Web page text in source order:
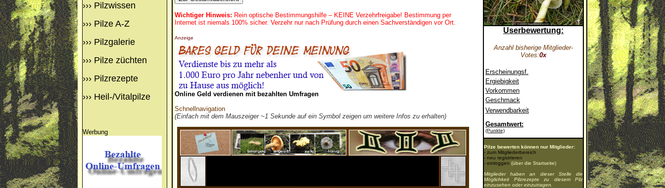
››› Pilzwissen
››› Pilze A-Z
››› Pilzgalerie
››› Pilze züchten
››› Pilzrezepte
››› Heil-/Vitalpilze
Werbung
Wichtiger Hinweis: Rein optische Bestimmungshilfe – KEINE Verzehrfreigabe! Bestimmung per
Internet ist niemals 100% sicher. Verzehr nur nach Prüfung durch einen Sachverständigen vor Ort.
Anzeige
Online Geld verdienen mit bezahlten Umfragen
Schnellnavigation
(Einfach mit dem Mauszeiger ~1 Sekunde auf ein Symbol zeigen um weitere Infos zu erhalten)
Userbewertung:
Anzahl bisherige Mitglieder-
Votes:0x
Erscheinungsf.
Ergiebigkeit
Vorkommen
Geschmack
Verwendbarkeit
Gesamtwert:
(Punkte)
Pilze bewerten können nur Mitglieder:
- zum Mitgliederbereich
- neu registrieren
- einloggen (über die Startseite)
Mitglieder haben an dieser Stelle die
Möglichkeit Pilzrezepte zu diesem Pilz
einzusehen oder einzutragen.